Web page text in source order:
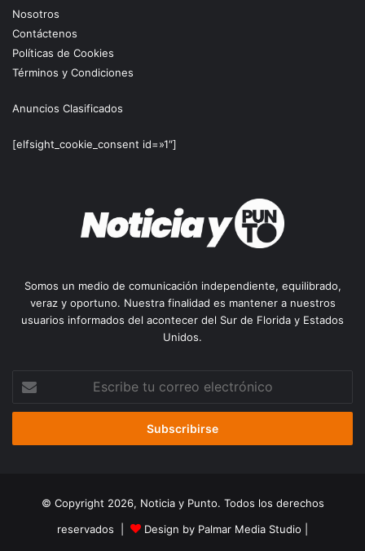
Nosotros
Contáctenos
Políticas de Cookies
Términos y Condiciones
Anuncios Clasificados
[elfsight_cookie_consent id=»1″]
Somos un medio de comunicación independiente, equilibrado,
veraz y oportuno. Nuestra finalidad es mantener a nuestros
usuarios informados del acontecer del Sur de Florida y Estados
Unidos.
correo
© Copyright 2026, Noticia y Punto. Todos los derechos
reservados |
Design by Palmar Media Studio